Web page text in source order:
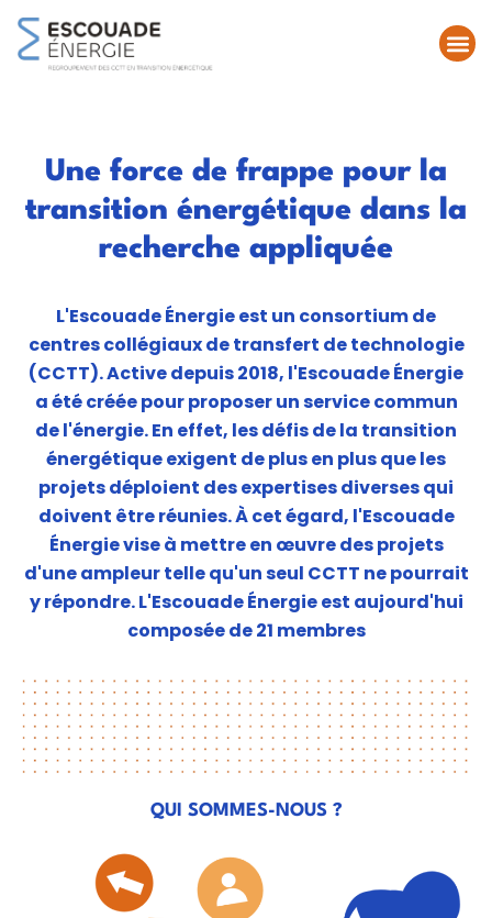
Une force de frappe pour la
transition énergétique dans la
recherche appliquée
L'Escouade Énergie est un consortium de
centres collégiaux de transfert de technologie
(CCTT). Active depuis 2018, l'Escouade Énergie
a été créée pour proposer un service commun
de l'énergie. En effet, les défis de la transition
énergétique exigent de plus en plus que les
projets déploient des expertises diverses qui
doivent être réunies. À cet égard, l'Escouade
Énergie vise à mettre en œuvre des projets
d'une ampleur telle qu'un seul CCTT ne pourrait
y répondre. L'Escouade Énergie est aujourd'hui
composée de 21 membres
QUI SOMMES-NOUS ?